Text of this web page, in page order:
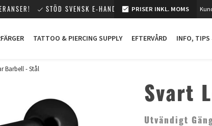
STÖD SVENSK E-HANDEL! PRISER INKL. MOMS
TATTOO & PIERCING SUPPLY EFTERVÅRD INFO, TIPS
Barbell - Stål
Svart
Utvändigt